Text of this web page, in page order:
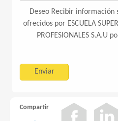
Deseo Recibir información
ofrecidos por ESCUELA
PROFESIONALES S.A.U
Compartir